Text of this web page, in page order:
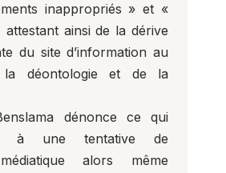
inappropriés » et «
ainsi de la dérive
du site d’information au
déontologie et de la
dénonce ce qui
à une tentative de
alors même